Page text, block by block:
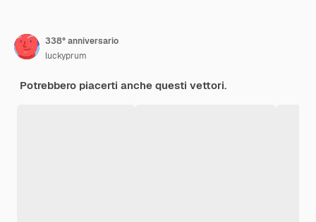
338° anniversario
luckyprum
Potrebbero piacerti anche questi vettori.